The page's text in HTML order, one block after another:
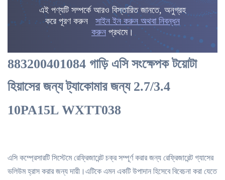
এই পণ্যটি সম্পর্কে আরও বিস্তারিত জানতে, অনুগ্রহ
করে পূরণ করুন
সাইন ইন করুন অথবা নিবন্ধন
করুন প্রথমে।
883200401084 গাড়ি এসি সংক্ষেপক টয়োটা
হিয়াসের জন্য ট্যাকোমার জন্য 2.7/3.4
10PA15L WXTT038
এসি কম্প্রেসারটি সিস্টেমে রেফ্রিজারেন্ট চক্র সম্পূর্ণ করার জন্য রেফ্রিজারেন্ট গ্যাসের
ভলিউম হ্রাস করার জন্য দায়ী।এটিকে এমন একটি উপাদান হিসেবে বিবেচনা করা যেতে